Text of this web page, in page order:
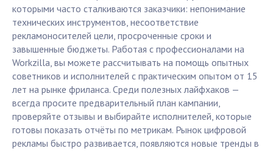
которыми часто сталкиваются заказчики: непонимание
технических инструментов, несоответствие
рекламоносителей цели, просроченные сроки и
завышенные бюджеты. Работая с профессионалами на
Workzilla, вы можете рассчитывать на помощь опытных
советников и исполнителей с практическим опытом от 15
лет на рынке фриланса. Среди полезных лайфхаков —
всегда просите предварительный план кампании,
проверяйте отзывы и выбирайте исполнителей, которые
готовы показать отчёты по метрикам. Рынок цифровой
рекламы быстро развивается, появляются новые тренды в